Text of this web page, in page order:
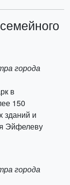
города
в
150
зданий и
Эйфелеву
города